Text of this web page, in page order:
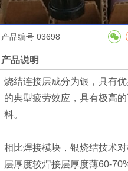
产品编号 03698
产品说明
烧结连接层成分为银，具有
的典型疲劳效应，具有极高
料。
相比焊接模块，银烧结技术
层厚度较焊接层厚度薄60-